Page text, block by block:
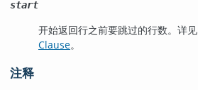
start
开始返回行之前要跳过的行数。详见
Clause。
注释